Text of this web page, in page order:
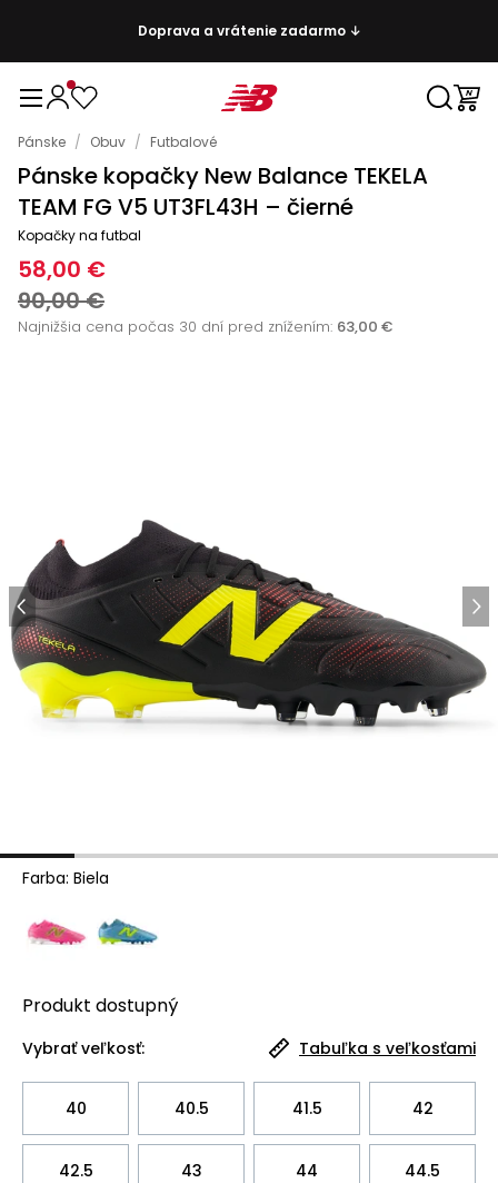
Doprava a vrátenie zadarmo ↓
Pánske / Obuv / Futbalové
Pánske kopačky New Balance TEKELA
TEAM FG V5 UT3FL43H – čierné
Kopačky na futbal
58,00 €
90,00 €
Najnižšia cena počas 30 dní pred znížením: 63,00 €
Farba: Biela
Produkt dostupný
Vybrať veľkosť: Tabuľka s veľkosťami
40 40.5 41.5 42
42.5 43 44 44.5